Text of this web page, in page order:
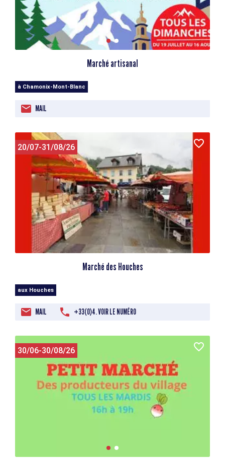
Marché artisanal
à Chamonix-Mont-Blanc
MAIL
20/07-31/08/26
Marché des Houches
aux Houches
MAIL +33(0)4. VOIR LE NUMÉRO
30/06-30/08/26